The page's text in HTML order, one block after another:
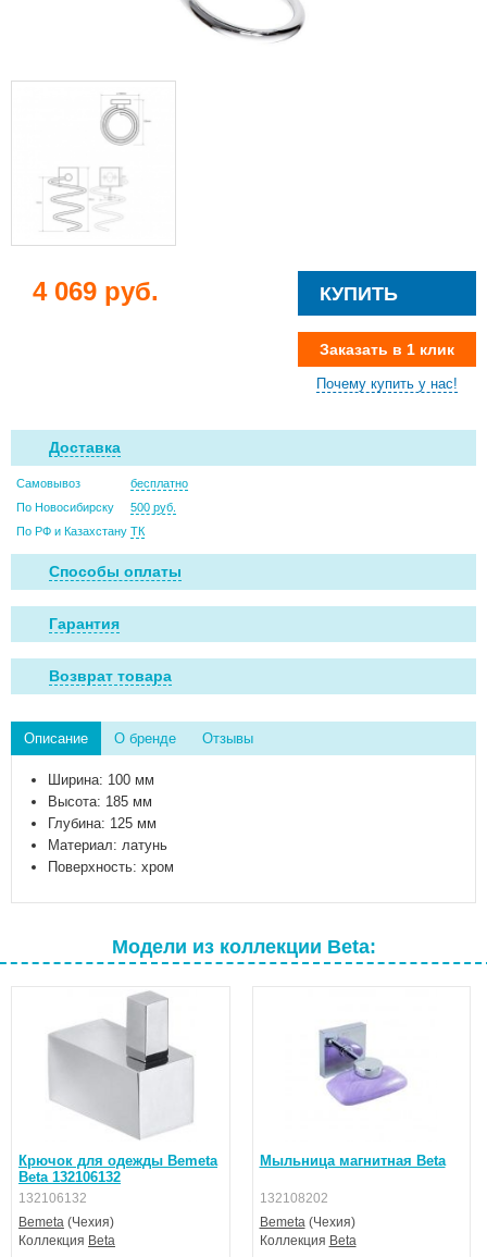
4 069 руб. КУПИТЬ
Заказать в 1 клик
Почему купить у нас!
Доставка
Самовывоз
бесплатно
По Новосибирску
500 руб.
По РФ и Казахстану ТК
Способы оплаты
Гарантия
Возврат товара
Описание О бренде Отзывы
Ширина: 100 мм
Высота: 185 мм
Глубина: 125 мм
Материал: латунь
Поверхность: хром
Модели из коллекции Beta:
Крючок для одежды Bemeta
Beta 132106132
132106132
Bemeta (Чехия)
Коллекция Beta
Мыльница магнитная Beta
132108202
Bemeta(Чехия)
Коллекция Beta